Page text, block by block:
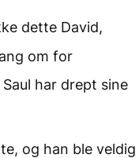
dette David,
om for
har drept sine
og han ble veldig